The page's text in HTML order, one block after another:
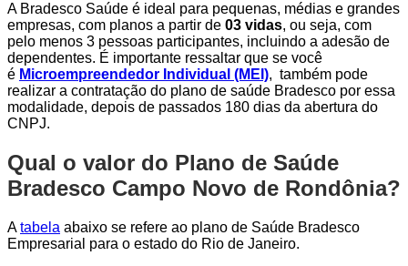
A Bradesco Saúde é ideal para pequenas, médias e grandes
empresas, com planos a partir de 03 vidas, ou seja, com
pelo menos 3 pessoas participantes, incluindo a adesão de
dependentes. É importante ressaltar que se você
é Microempreendedor Individual (MEI), também pode
realizar a contratação do plano de saúde Bradesco por essa
modalidade, depois de passados 180 dias da abertura do
CNPJ.
Qual o valor do Plano de Saúde
Bradesco Campo Novo de Rondônia?
Atabela abaixo se refere ao plano de Saúde Bradesco
Empresarial para o estado do Rio de Janeiro.